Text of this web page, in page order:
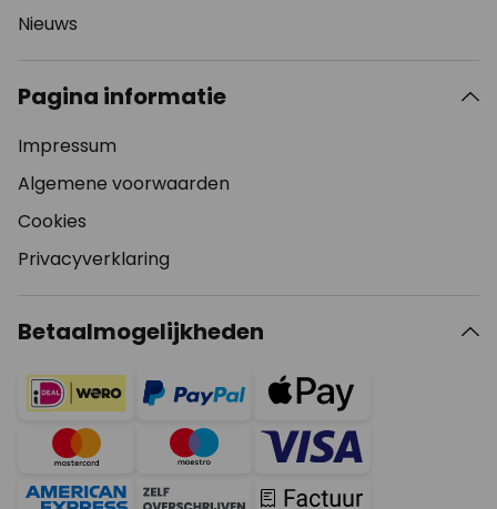
Nieuws
Pagina informatie
Impressum
Algemene voorwaarden
Cookies
Privacyverklaring
Betaalmogelijkheden